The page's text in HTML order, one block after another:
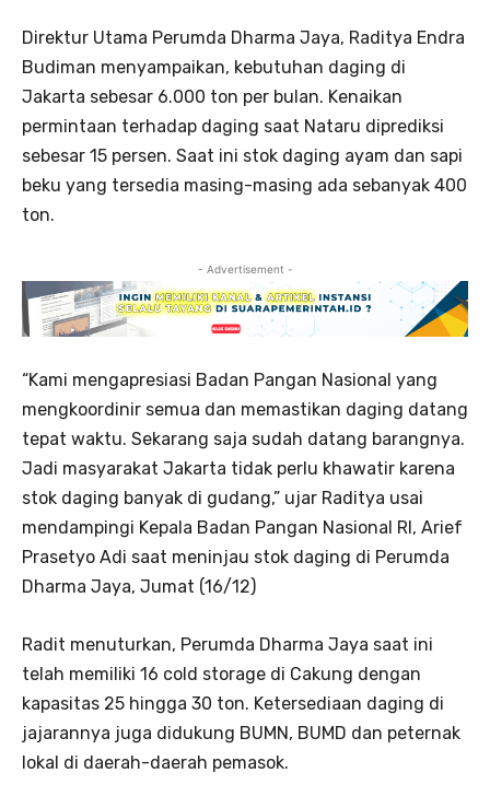
Direktur Utama Perumda Dharma Jaya, Raditya Endra
Budiman menyampaikan, kebutuhan daging di
Jakarta sebesar 6.000 ton per bulan. Kenaikan
permintaan terhadap daging saat Nataru diprediksi
sebesar 15 persen. Saat ini stok daging ayam dan sapi
beku yang tersedia masing-masing ada sebanyak 400
ton.
- Advertisement -
“Kami mengapresiasi Badan Pangan Nasional yang
mengkoordinir semua dan memastikan daging datang
tepat waktu. Sekarang saja sudah datang barangnya.
Jadi masyarakat Jakarta tidak perlu khawatir karena
stok daging banyak di gudang,” ujar Raditya usai
mendampingi Kepala Badan Pangan Nasional RI, Arief
Prasetyo Adi saat meninjau stok daging di Perumda
Dharma Jaya, Jumat (16/12)
Radit menuturkan, Perumda Dharma Jaya saat ini
telah memiliki 16 cold storage di Cakung dengan
kapasitas 25 hingga 30 ton. Ketersediaan daging di
jajarannya juga didukung BUMN, BUMD dan peternak
lokal di daerah-daerah pemasok.